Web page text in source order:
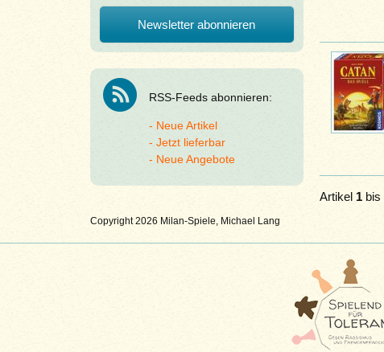
RSS-Feeds abonnieren:
Neue Artikel
Jetzt lieferbar
Neue Angebote
Copyright 2026 Milan-Spiele, Michael Lang
Artikel 1bis